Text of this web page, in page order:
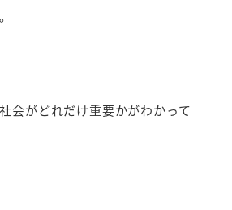
会がどれだけ重要かがわかって